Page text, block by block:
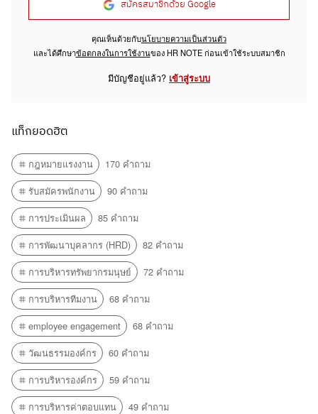
สมัครสมาชิกด้วย Google
คุณเห็นด้วยกับนโยบายความเป็นส่วนตัว
และได้ศึกษาข้อตกลงในการใช้งานของ HR NOTE ก่อนเข้าใช้ระบบสมาชิก
มีบัญชีอยู่แล้ว? เข้าสู่ระบบ
แท็กยอดฮิต
กฎหมายแรงงาน
170 คำถาม
รับสมัครพนักงาน
90 คำถาม
การประเมินผล
85 คำถาม
การพัฒนาบุคลากร (HRD)
82 คำถาม
การบริหารทรัพยากรมนุษย์
72 คำถาม
การบริหารทีมงาน
68 คำถาม
employee engagement
68 คำถาม
วัฒนธรรมองค์กร
60 คำถาม
การบริหารองค์กร
59 คำถาม
การบริหารค่าตอบแทน
49 คำถาม